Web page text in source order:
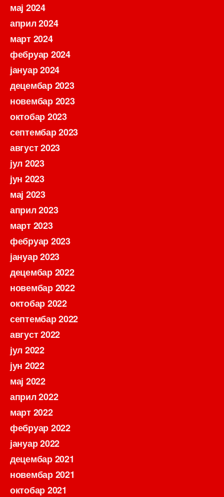
мај 2024
април 2024
март 2024
фебруар 2024
јануар 2024
децембар 2023
новембар 2023
октобар 2023
септембар 2023
август 2023
јул 2023
јун 2023
мај 2023
април 2023
март 2023
фебруар 2023
јануар 2023
децембар 2022
новембар 2022
октобар 2022
септембар 2022
август 2022
јул 2022
јун 2022
мај 2022
април 2022
март 2022
фебруар 2022
јануар 2022
децембар 2021
новембар 2021
октобар 2021